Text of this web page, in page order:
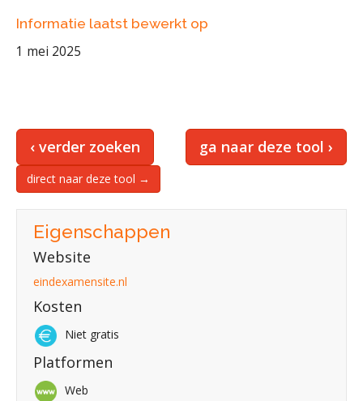
Informatie laatst bewerkt op
1 mei 2025
‹ verder zoeken ga naar deze tool ›
direct naar deze tool →
Eigenschappen
Website
eindexamensite.nl
Kosten
Niet gratis
Platformen
Web